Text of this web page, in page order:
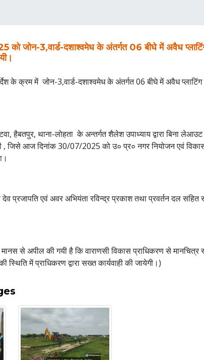
जोन-3,वार्ड-दशाश्वमेध के अंतर्गत 06 बीघे में अवैध
के क्रम में जोन-3,वार्ड-दशाश्वमेध के अंतर्गत 06 बीघे में अवैध
हैबतपुर, थाना-लोहता के अन्तर्गत शैलेश उपाध्याय द्वारा बिना
, जिसे आज दिनांक 30/07/2025 को उ० प्र० नगर नियोजन एवं
प्रजापति एवं अवर अभियंता रविन्द्र प्रकाश तथा प्रवर्तन दल
मानस से अपील की गयी है कि वाराणसी विकास प्राधिकरण से मानचित्र
स्थिति में प्राधिकरण द्वारा सख्त कार्यवाही की जायेगी।)